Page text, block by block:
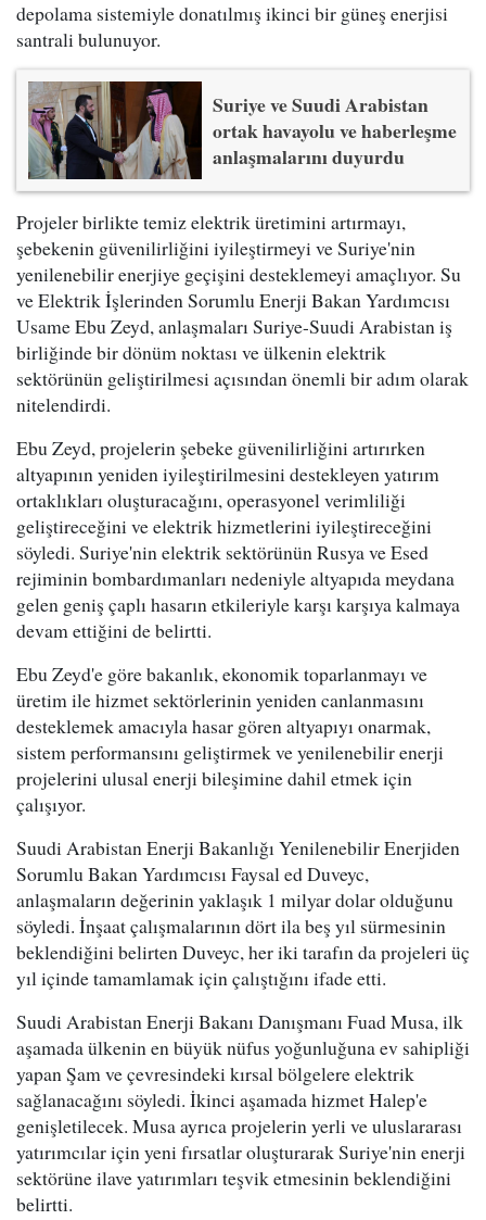
depolama sistemiyle donatılmış ikinci bir güneş enerjisi
santrali bulunuyor.
Suriye ve Suudi Arabistan
ortak havayolu ve haberleşme
anlaşmalarını duyurdu
Projeler birlikte temiz elektrik üretimini artırmayı,
şebekenin güvenilirliğini iyileştirmeyi ve Suriye'nin
yenilenebilir enerjiye geçişini desteklemeyi amaçlıyor. Su
ve Elektrik İşlerinden Sorumlu Enerji Bakan Yardımcısı
Usame Ebu Zeyd, anlaşmaları Suriye-Suudi Arabistan iş
birliğinde bir dönüm noktası ve ülkenin elektrik
sektörünün geliştirilmesi açısından önemli bir adım olarak
nitelendirdi.
Ebu Zeyd, projelerin şebeke güvenilirliğini artırırken
altyapının yeniden iyileştirilmesini destekleyen yatırım
ortaklıkları oluşturacağını, operasyonel verimliliği
geliştireceğini ve elektrik hizmetlerini iyileştireceğini
söyledi. Suriye'nin elektrik sektörünün Rusya ve Esed
rejiminin bombardımanları nedeniyle altyapıda meydana
gelen geniş çaplı hasarın etkileriyle karşı karşıya kalmaya
devam ettiğini de belirtti.
Ebu Zeyd'e göre bakanlık, ekonomik toparlanmayı ve
üretim ile hizmet sektörlerinin yeniden canlanmasını
desteklemek amacıyla hasar gören altyapıyı onarmak,
sistem performansını geliştirmek ve yenilenebilir enerji
projelerini ulusal enerji bileşimine dahil etmek için
çalışıyor.
Suudi Arabistan Enerji Bakanlığı Yenilenebilir Enerjiden
Sorumlu Bakan Yardımcısı Faysal ed Duveyc,
anlaşmaların değerinin yaklaşık 1 milyar dolar olduğunu
söyledi. İnşaat çalışmalarının dört ila beş yıl sürmesinin
beklendiğini belirten Duveyc, her iki tarafın da projeleri üç
yıl içinde tamamlamak için çalıştığını ifade etti.
Suudi Arabistan Enerji Bakanı Danışmanı Fuad Musa, ilk
aşamada ülkenin en büyük nüfus yoğunluğuna ev sahipliği
yapan Şam ve çevresindeki kırsal bölgelere elektrik
sağlanacağını söyledi. İkinci aşamada hizmet Halep'e
genişletilecek. Musa ayrıca projelerin yerli ve uluslararası
yatırımcılar için yeni fırsatlar oluşturarak Suriye'nin enerji
sektörüne ilave yatırımları teşvik etmesinin beklendiğini
belirtti.